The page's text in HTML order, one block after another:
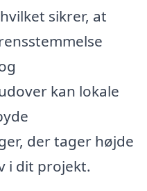
sikrer, at
kan lokale
der tager højde
i dit projekt.